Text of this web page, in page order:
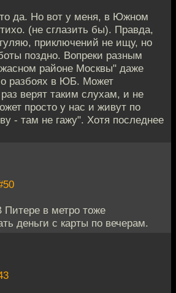
да. Но вот у меня, в Южном
(не сглазить бы). Правда,
приключений не ищу, но
поздно. Вопреки разным
районе Москвы" даже
разбоях в ЮБ. Может
раз верят таким слухам, и не
просто у нас и живут по
- там не гажу". Хотя последнее
Питере в метро тоже
деньги с карты по вечерам.